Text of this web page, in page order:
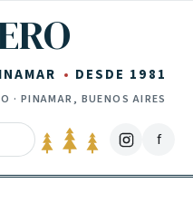
DESDE 1981
· PINAMAR, BUENOS AIRES
f